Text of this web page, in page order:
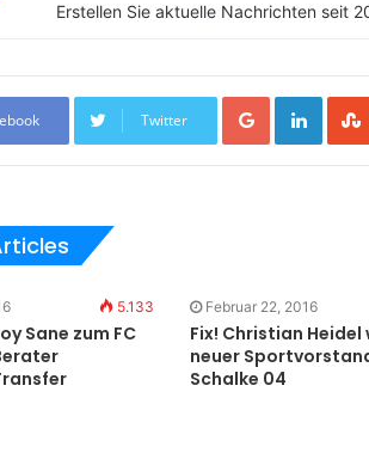
Erstellen Sie aktuelle Nachrichten seit
Twitter
Google+ LinkedIn
5.133
Sane zum FC
Februar 22, 2016
Fix! Christian Heidel
neuer
Schalke 04